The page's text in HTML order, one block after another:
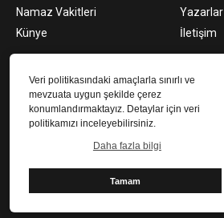
Veri politikasındaki amaçlarla sınırlı ve
mevzuata uygun şekilde çerez
konumlandırmaktayız. Detaylar için veri
politikamızı inceleyebilirsiniz.
Daha fazla bilgi
Tamam
Namaz Vakitleri
Yazarlar
Künye
İletişim